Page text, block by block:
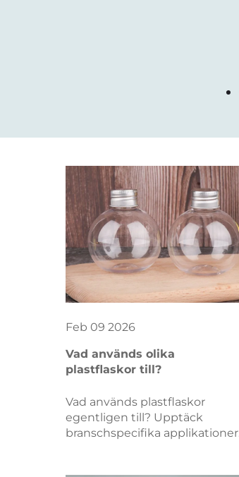
Feb 09 2026
Vad används olika
plastflaskor till?
Vad används plastflaskor
egentligen till? Upptäck
branschspecifika applikationer